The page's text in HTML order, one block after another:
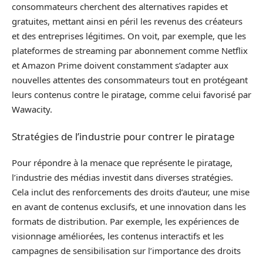
consommateurs cherchent des alternatives rapides et
gratuites, mettant ainsi en péril les revenus des créateurs
et des entreprises légitimes. On voit, par exemple, que les
plateformes de streaming par abonnement comme Netflix
et Amazon Prime doivent constamment s’adapter aux
nouvelles attentes des consommateurs tout en protégeant
leurs contenus contre le piratage, comme celui favorisé par
Wawacity.
Stratégies de l’industrie pour contrer le piratage
Pour répondre à la menace que représente le piratage,
l’industrie des médias investit dans diverses stratégies.
Cela inclut des renforcements des droits d’auteur, une mise
en avant de contenus exclusifs, et une innovation dans les
formats de distribution. Par exemple, les expériences de
visionnage améliorées, les contenus interactifs et les
campagnes de sensibilisation sur l’importance des droits